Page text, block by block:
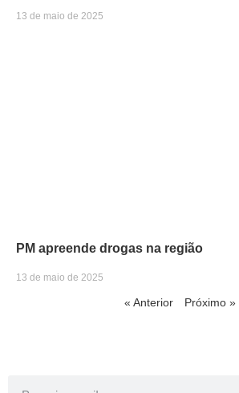
13 de maio de 2025
PM apreende drogas na região
13 de maio de 2025
« Anterior Próximo »